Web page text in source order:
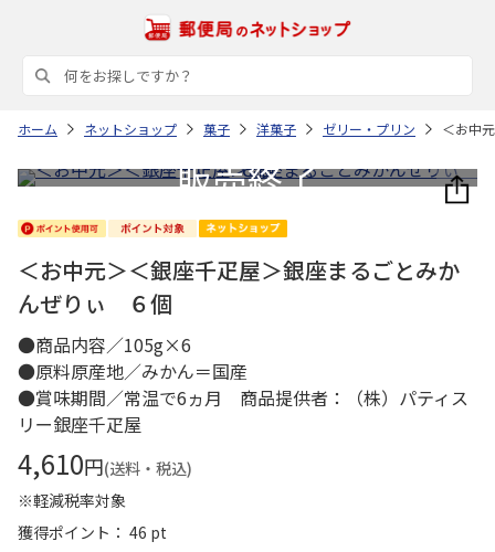
ホーム ネットショップ 菓子 洋菓子 ゼリー・プリン ＜お中
＜お中元＞＜銀座千疋屋＞銀座まるごとみか
んぜりぃ ６個
●商品内容／105g×6
●原料原産地／みかん＝国産
●賞味期間／常温で6ヵ月 商品提供者：（株）パティス
リー銀座千疋屋
4,610円(送料・税込)
※軽減税率対象
獲得ポイント： 46 pt